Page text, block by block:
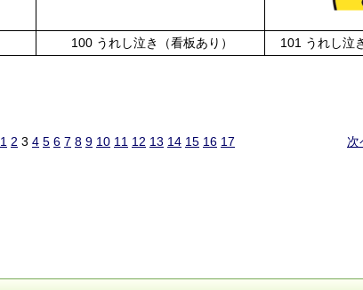
100 うれし泣き（看板あり） 101 うれし泣
1 2 3 4 5 6 7 8 9 10 11 12 13 14 15 16 17 次